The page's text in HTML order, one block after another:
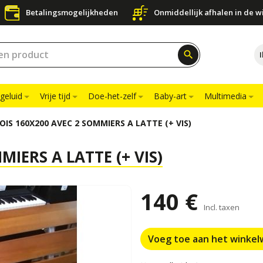
Betalingsmogelijkheden Onmiddellijk afhalen in de
search
Vrije tijd Doe-het-zelf Baby-art Multimedia
160X200 AVEC 2 SOMMIERS A LATTE (+ VIS)
A LATTE (+ VIS)
140 € Incl. taxen
Voeg toe aan het